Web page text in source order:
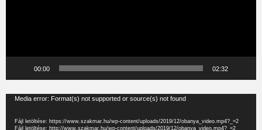
00:00 02:32
Videólejátszó
Media error: Format(s) not supported or source(s) not found
Fájl letöltése: https://www.szakmar.hu/wp-content/uploads/2019/12/obanya_video.mp4?_=2
Fájl letöltése: http://www.szakmar.hu/wp-content/uploads/2019/12/obanya_video.mp4?_=2